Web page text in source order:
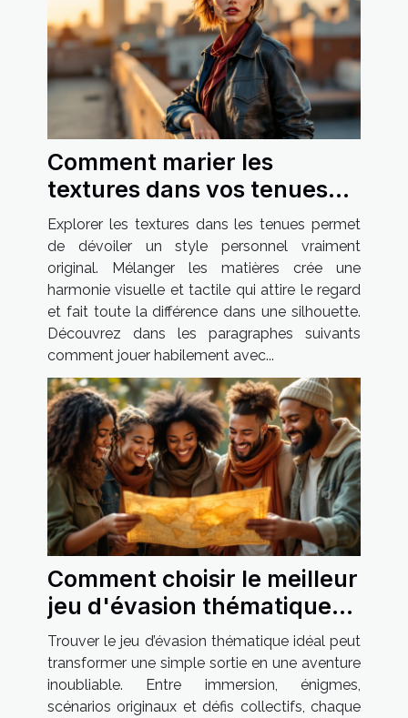
Comment marier les
textures dans vos tenues
pour un style unique ?
Explorer les textures dans les tenues permet
de dévoiler un style personnel vraiment
original. Mélanger les matières crée une
harmonie visuelle et tactile qui attire le regard
et fait toute la différence dans une silhouette.
Découvrez dans les paragraphes suivants
comment jouer habilement avec...
Comment choisir le meilleur
jeu d'évasion thématique
pour votre prochaine sortie
?
Trouver le jeu d’évasion thématique idéal peut
transformer une simple sortie en une aventure
inoubliable. Entre immersion, énigmes,
scénarios originaux et défis collectifs, chaque